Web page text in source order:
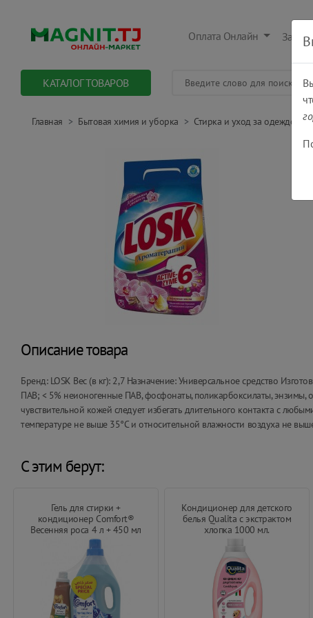
Оплата Онлайн
КАТАЛОГ ТОВАРОВ
Главная Бытовая химия и уборка Стирка и уход за одеждой
Описание товара
Бренд: LOSK Вес (в кг): 2,7 Назначение: Универсальное средство
ПАВ; < 5% неионогенные ПАВ, фосфонаты, поликарбоксилаты, энзимы,
чувствительной кожей следует избегать длительного контакта с
температуре не выше 35°С и относительной влажности воздуха не
С этим берут:
Гель для стирки +
кондиционер Comfort®
Весенняя роса 4 л + 450 мл
Кондиционер для детского
белья Qualita с экстрактом
хлопка 1000 мл.